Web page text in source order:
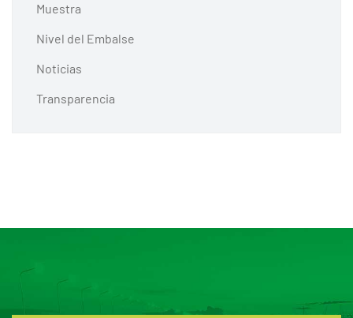
Muestra
Nivel del Embalse
Noticias
Transparencia